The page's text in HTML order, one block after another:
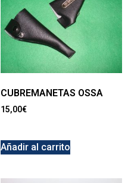
CUBREMANETAS OSSA
15,00€
Añadir al carrito